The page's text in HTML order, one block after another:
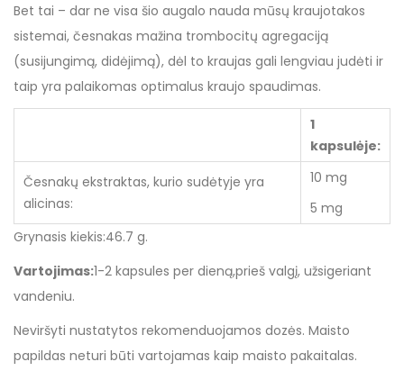
Bet tai – dar ne visa šio augalo nauda mūsų kraujotakos
sistemai, česnakas mažina trombocitų agregaciją
(susijungimą, didėjimą), dėl to kraujas gali lengviau judėti ir
taip yra palaikomas optimalus kraujo spaudimas.
1
kapsulėje:
Česnakų ekstraktas, kurio sudėtyje yra
alicinas:
10 mg
5 mg
Grynasis kiekis:46.7 g.
Vartojimas:1-2 kapsules per dieną,prieš valgį, užsigeriant
vandeniu.
Neviršyti nustatytos rekomenduojamos dozės. Maisto
papildas neturi būti vartojamas kaip maisto pakaitalas.